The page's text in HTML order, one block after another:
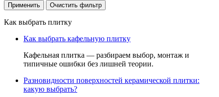
Как выбрать плитку
Как выбрать кафельную плитку
Кафельная плитка — разбираем выбор, монтаж и
типичные ошибки без лишней теории.
Разновидности поверхностей керамической плитки:
какую выбрать?